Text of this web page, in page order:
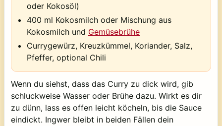
oder Kokosöl)
400 ml Kokosmilch oder Mischung aus
Kokosmilch und Gemüsebrühe
Currygewürz, Kreuzkümmel, Koriander, Salz,
Pfeffer, optional Chili
Wenn du siehst, dass das Curry zu dick wird, gib
schluckweise Wasser oder Brühe dazu. Wirkt es dir
zu dünn, lass es offen leicht köcheln, bis die Sauce
eindickt. Ingwer bleibt in beiden Fällen dein